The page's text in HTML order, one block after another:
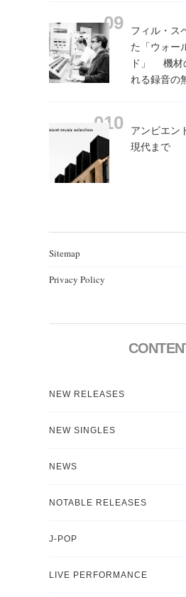
フィル・ス
た「ウォー
ド」 機材
れる録音の
アンビエン
現代まで
Sitemap
Privacy Policy
NEW RELEASES
NEW SINGLES
NEWS
NOTABLE RELEASES
J-POP
LIVE PERFORMANCE